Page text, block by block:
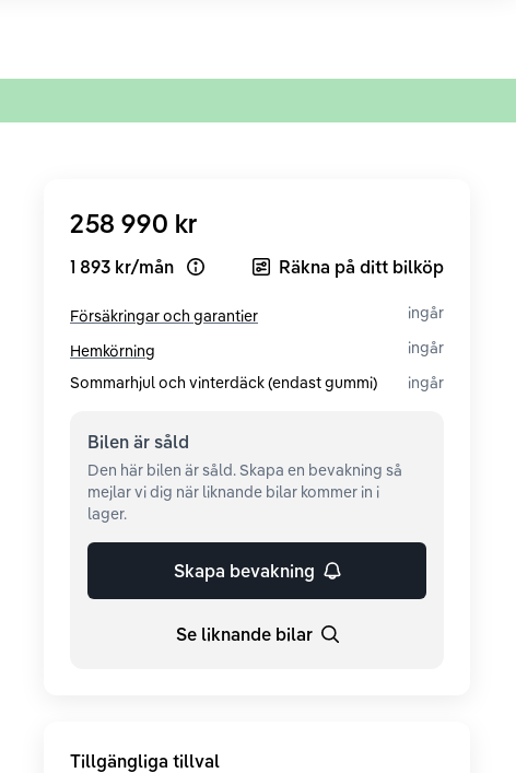
258 990 kr
1 893 kr/mån Open loan exampleRäkna på ditt bilköp
Försäkringar och garantier
ingår
Hemkörning
ingår
Sommarhjul och vinterdäck (endast gummi)
ingår
Bilen är såld
Den här bilen är såld. Skapa en bevakning så
mejlar vi dig när liknande bilar kommer in i
lager.
Skapa bevakning
Se liknande bilar
Tillgängliga tillval